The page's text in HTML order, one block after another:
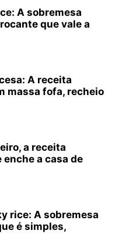
A sobremesa
que vale a
A receita
massa fofa, recheio
a receita
enche a casa de
rice: A sobremesa
é simples,